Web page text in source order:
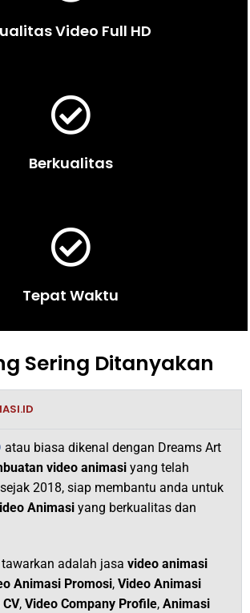
Video Full HD
Berkualitas
Tepat Waktu
Sering Ditanyakan
atau biasa dikenal dengan Dreams Art
video animasi yang telah
2018, siap membantu anda untuk
ideo Animasi yang berkualitas dan
adalah jasa video animasi
Animasi Promosi, Video Animasi
, Video Company Profile, Animasi